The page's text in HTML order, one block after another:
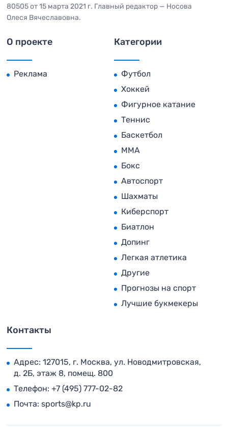
80505 от 15 марта 2021 г. Главный редактор — Носова
Олеся Вячеславовна.
О проекте
Реклама
Категории
Футбол
Хоккей
Фигурное катание
Теннис
Баскетбол
MMA
Бокс
Автоспорт
Шахматы
Киберспорт
Биатлон
Допинг
Легкая атлетика
Другие
Прогнозы на спорт
Лучшие букмекеры
Контакты
Адрес: 127015, г. Москва, ул. Новодмитровская,
д. 2Б, этаж 8, помещ. 800
Телефон: +7 (495) 777-02-82
Почта: sports@kp.ru